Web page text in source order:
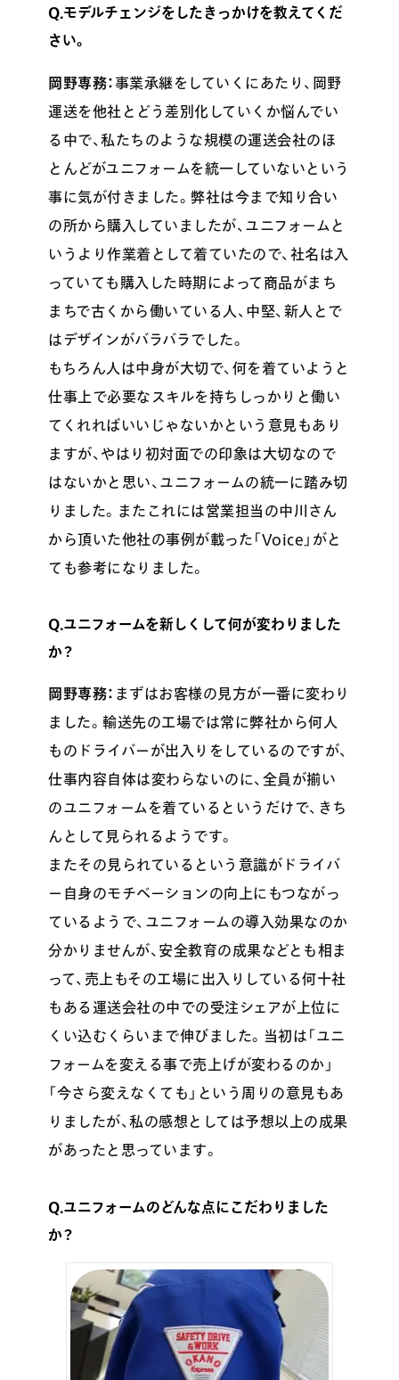
Q.モデルチェンジをしたきっかけを教えてくだ
さい。
岡野専務：事業承継をしていくにあたり、岡野
運送を他社とどう差別化していくか悩んでい
る中で、私たちのような規模の運送会社のほ
とんどがユニフォームを統一していないという
事に気が付きました。弊社は今まで知り合い
の所から購入していましたが、ユニフォームと
いうより作業着として着ていたので、社名は入
っていても購入した時期によって商品がまち
まちで古くから働いている人、中堅、新人とで
はデザインがバラバラでした。
もちろん人は中身が大切で、何を着ていようと
仕事上で必要なスキルを持ちしっかりと働い
てくれればいいじゃないかという意見もあり
ますが、やはり初対面での印象は大切なので
はないかと思い、ユニフォームの統一に踏み切
りました。またこれには営業担当の中川さん
から頂いた他社の事例が載った「Voice」がと
ても参考になりました。
Q.ユニフォームを新しくして何が変わりました
か？
岡野専務： まずはお客様の見方が一番に変わり
ました。輸送先の工場では常に弊社から何人
ものドライバーが出入りをしているのですが、
仕事内容自体は変わらないのに、全員が揃い
のユニフォームを着ているというだけで、きち
んとして見られるようです。
またその見られているという意識がドライバ
ー自身のモチベーションの向上にもつながっ
ているようで、ユニフォームの導入効果なのか
分かりませんが、安全教育の成果などとも相ま
って、売上もその工場に出入りしている何十社
もある運送会社の中での受注シェアが上位に
くい込むくらいまで伸びました。当初は「ユニ
フォームを変える事で売上げが変わるのか」
「今さら変えなくても」という周りの意見もあ
りましたが、私の感想としては予想以上の成果
があったと思っています。
Q.ユニフォームのどんな点にこだわりました
か？